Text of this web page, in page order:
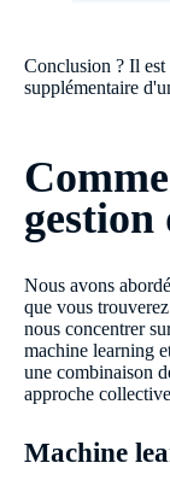
Conclusion ? Il
supplémentaire
gestion
Nous avons
que vous
nous concentrer
machine learning
une combinaison
approche
Machine